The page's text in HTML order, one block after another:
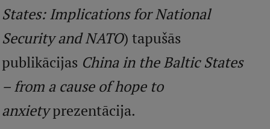
Par RSU
Fakultātes
States: Implications for National
Security and NATO) tapušās
publikācijas China in the Baltic States
– from a cause of hope to
anxietyprezentācija.